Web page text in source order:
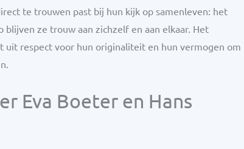
te trouwen past bij hun kijk op samenleven: het
ze trouw aan zichzelf en aan elkaar. Het
uit respect voor hun originaliteit en hun vermogen om
Eva Boeter en Hans